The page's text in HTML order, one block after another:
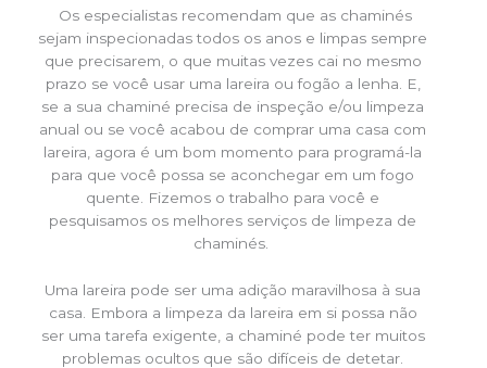
Os especialistas recomendam que as chaminés
sejam inspecionadas todos os anos e limpas sempre
que precisarem, o que muitas vezes cai no mesmo
prazo se você usar uma lareira ou fogão a lenha. E,
se a sua chaminé precisa de inspeção e/ou limpeza
anual ou se você acabou de comprar uma casa com
lareira, agora é um bom momento para programá-la
para que você possa se aconchegar em um fogo
quente. Fizemos o trabalho para você e
pesquisamos os melhores serviços de limpeza de
chaminés.
Uma lareira pode ser uma adição maravilhosa à sua
casa. Embora a limpeza da lareira em si possa não
ser uma tarefa exigente, a chaminé pode ter muitos
problemas ocultos que são difíceis de detetar.